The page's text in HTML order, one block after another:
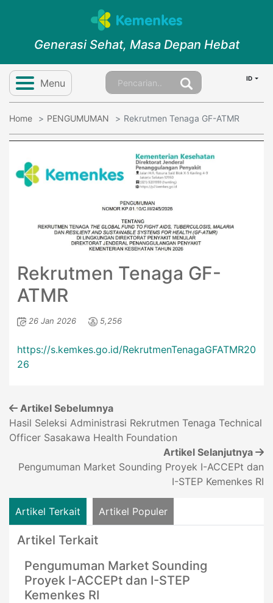
Generasi Sehat, Masa Depan Hebat
Menu ID
Home PENGUMUMAN Rekrutmen Tenaga GF-ATMR
Rekrutmen Tenaga GF-
ATMR
26 Jan 2026 5,256
https://s.kemkes.go.id/RekrutmenTenagaGFATMR20
26
Artikel Sebelumnya
Hasil Seleksi Administrasi Rekrutmen Tenaga Technical
Officer Sasakawa Health Foundation
Artikel Selanjutnya
Pengumuman Market Sounding Proyek I-ACCEPt dan
I-STEP Kemenkes RI
Artikel Terkait Artikel Populer
Artikel Terkait
Pengumuman Market Sounding
Proyek I-ACCEPt dan I-STEP
Kemenkes RI